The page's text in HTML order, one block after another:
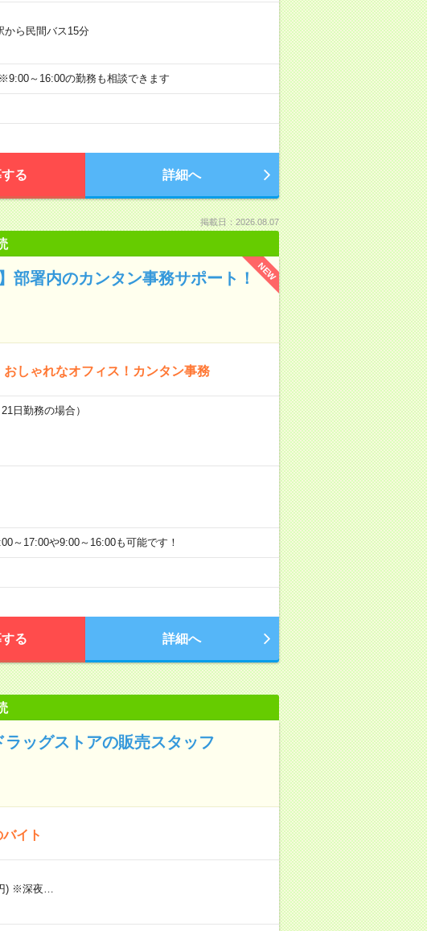
から民間バス15分
～16:00の勤務も相談できます
る 詳細へ
掲載日：2026.08.07
NEW
部署内のカンタン事務サポート！
しゃれなオフィス！カンタン事務
日勤務の場合）
17:00や9:00～16:00も可能です！
る 詳細へ
ラッグストアの販売スタッフ
イト
) ※深夜…